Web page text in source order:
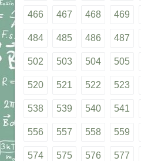
466 467 468 469
484 485 486 487
502 503 504 505
520 521 522 523
538 539 540 541
556 557 558 559
574 575 576 577